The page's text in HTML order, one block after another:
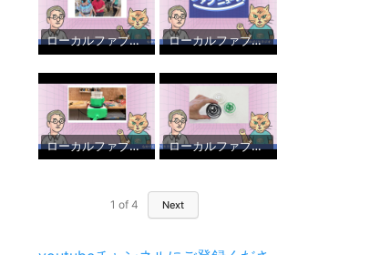
ローカルファブニュース vol.4 11月のワークショップのまとめとOgaki Mini Maker Faire 2024 について ローカルファブニュースvol.03 工場見学と気になる話題
ローカルファブニュース vol . 2 Maker Faire Tokyo 2024で気になったものなど ローカルファブニュース ものづくりラジオvol.1
1 of 4 Next